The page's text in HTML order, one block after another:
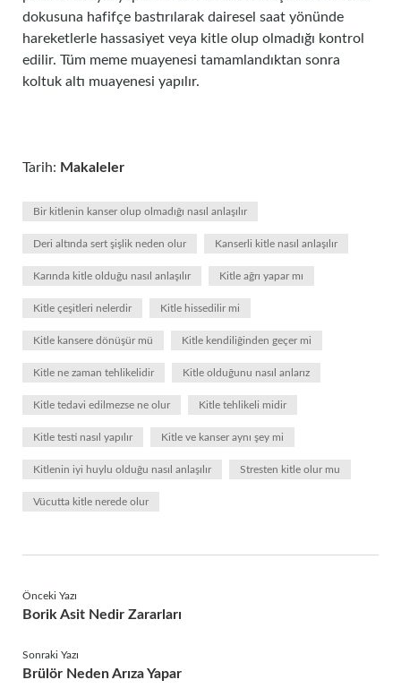
dokusuna hafifçe bastırılarak dairesel saat yönünde
hareketlerle hassasiyet veya kitle olup olmadığı kontrol
edilir. Tüm meme muayenesi tamamlandıktan sonra
koltuk altı muayenesi yapılır.
Tarih: Makaleler
Bir kitlenin kanser olup olmadığı nasıl anlaşılır
Deri altında sert şişlik neden olur Kanserli kitle nasıl anlaşılır
Karında kitle olduğu nasıl anlaşılır Kitle ağrı yapar mı
Kitle çeşitleri nelerdir Kitle hissedilir mi
Kitle kansere dönüşür mü Kitle kendiliğinden geçer mi
Kitle ne zaman tehlikelidir Kitle olduğunu nasıl anlarız
Kitle tedavi edilmezse ne olur Kitle tehlikeli midir
Kitle testi nasıl yapılır Kitle ve kanser aynı şey mi
Kitlenin iyi huylu olduğu nasıl anlaşılır Stresten kitle olur mu
Vücutta kitle nerede olur
Önceki Yazı
Borik Asit Nedir Zararları
Sonraki Yazı
Brülör Neden Arıza Yapar